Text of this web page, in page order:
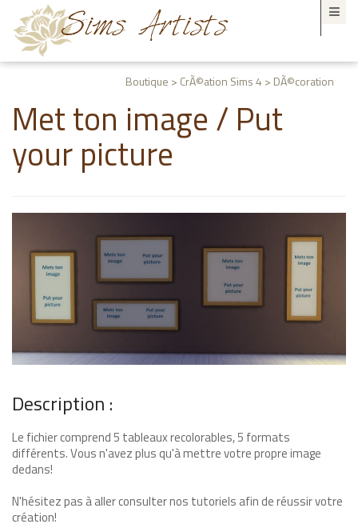
Boutique > CrÃ©ation Sims 4 > DÃ©coration
Met ton image / Put
your picture
Description :
Le fichier comprend 5 tableaux recolorables, 5 formats
différents. Vous n'avez plus qu'à mettre votre propre image
dedans!
N'hésitez pas à aller consulter nos tutoriels afin de réussir votre
création!